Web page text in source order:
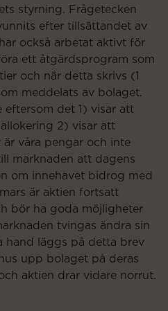
styrning. Frågetecken
efter tillsättandet av
också arbetat aktivt för
ett åtgärdsprogram som
och när detta skrivs (1
meddelats av bolaget.
eftersom det 1) visar att
2) visar att
våra pengar och inte
marknaden att dagens
om innehavet bidrog med
är aktien fortsatt
bör ha goda möjligheter
tvingas ändra sin
hand läggs på detta brev
upp bolaget på deras
aktien drar vidare norrut.